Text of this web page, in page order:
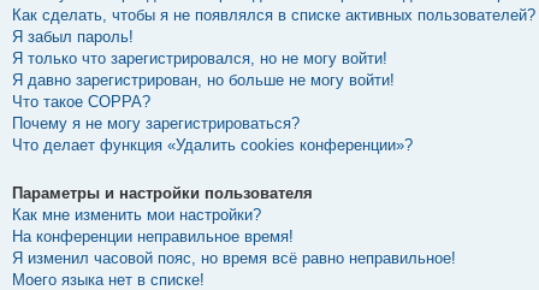
Как сделать, чтобы я не появлялся в списке активных пользователей?
Я забыл пароль!
Я только что зарегистрировался, но не могу войти!
Я давно зарегистрирован, но больше не могу войти!
Что такое COPPA?
Почему я не могу зарегистрироваться?
Что делает функция «Удалить cookies конференции»?
Параметры и настройки пользователя
Как мне изменить мои настройки?
На конференции неправильное время!
Я изменил часовой пояс, но время всё равно неправильное!
Моего языка нет в списке!